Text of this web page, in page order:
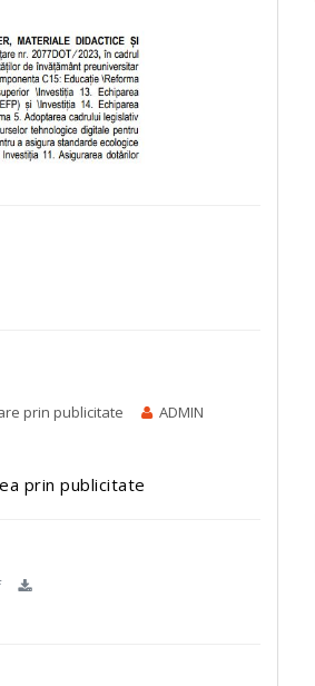
prin publicitate ADMIN
prin publicitate